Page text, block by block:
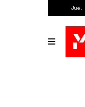
Jue.
Toggle